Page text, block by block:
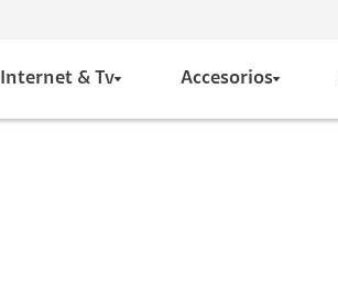
Internet & Tv Accesorios